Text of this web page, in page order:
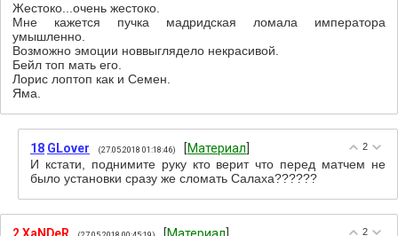
Жестоко...очень жестоко.
Мне кажется пучка мадридская ломала императора
умышленно.
Возможно эмоции новвыглядело некрасивой.
Бейл топ мать его.
Лорис лоптоп как и Семен.
Яма.
2
18 GLover (27.05.2018 01:18:46) [Материал
И кстати, поднимите руку кто верит что перед матчем не
было установки сразу же сломать Салаха??????
2